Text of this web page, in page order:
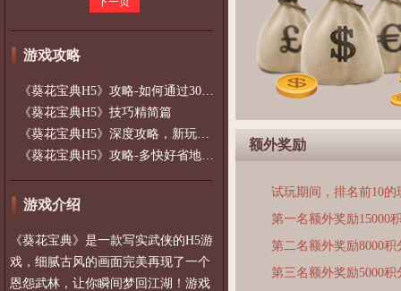
游戏攻略
《葵花宝典H5》攻略-如何通过300以上的
《葵花宝典H5》技巧精简篇
《葵花宝典H5》深度攻略，新玩家必看~~
《葵花宝典H5》攻略-多快好省地升级升战
游戏介绍
《葵花宝典》是一款写实武侠的H5游
戏，细腻古风的画面完美再现了一个
恩怨武林，让你瞬间梦回江湖！游戏
额外奖励
试玩期间，排名前10
第一名额外奖励15000
第二名额外奖励8000积
第三名额外奖励5000积